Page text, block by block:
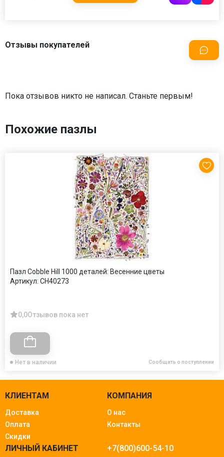
Отзывы покупателей
Пока отзывов никто не написал. Станьте первым!
Похожие пазлы
Пазл Cobble Hill 1000 деталей: Весенние цветы
Артикул: CH40273
0,0Отзывов пока нет
Нет в наличии Сообщить о поступлении
КЛИЕНТАМ
Доставка
Оплата
Скидки
КОМПАНИЯ
О нас
Контакты
ЛИЧНЫЙ КАБИНЕТ +7(800)600-54-10